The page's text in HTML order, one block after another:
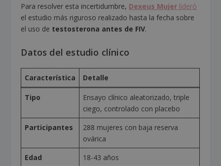
Para resolver esta incertidumbre, Dexeus Mujer lideró
el estudio más riguroso realizado hasta la fecha sobre
el uso de testosterona antes de FIV.
Datos del estudio clínico
Característica Detalle
Tipo
Ensayo clínico aleatorizado, triple
ciego, controlado con placebo
Participantes
288 mujeres con baja reserva
ovárica
Edad
18-43 años